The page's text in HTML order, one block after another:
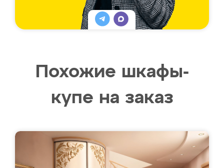
Похожие шкафы-
купе на заказ